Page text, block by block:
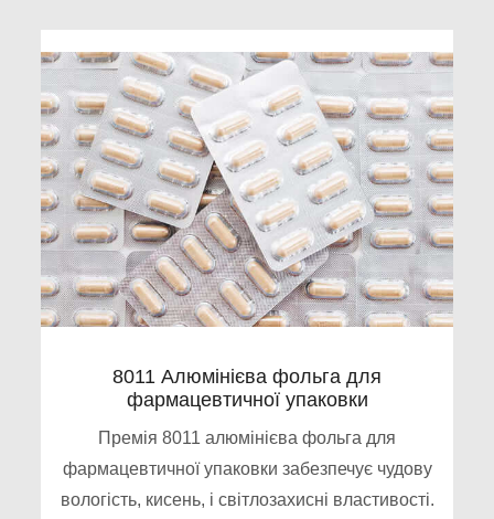
8011 Алюмінієва фольга для
фармацевтичної упаковки
Премія 8011 алюмінієва фольга для
фармацевтичної упаковки забезпечує чудову
вологість, кисень, і світлозахисні властивості.